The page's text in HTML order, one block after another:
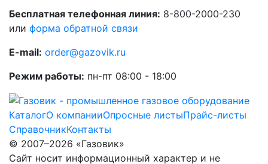
Бесплатная телефонная линия: 8-800-2000-230
или форма обратной связи
E-mail: order@gazovik.ru
Режим работы: пн-пт 08:00 - 18:00
КаталогО компанииОпросные листыПрайс-листы
СправочникКонтакты
© 2007–2026 «Газовик»
Сайт носит информационный характер и не